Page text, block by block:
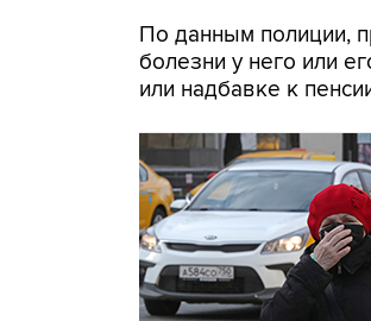
По данным полиции,
болезни у него или
или надбавке к